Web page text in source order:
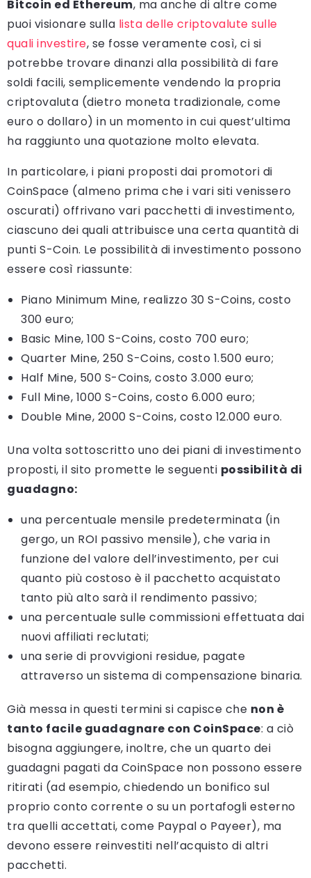
Bitcoin ed Ethereum, ma anche di altre come
puoi visionare sulla lista delle criptovalute sulle
quali investire, se fosse veramente così, ci si
potrebbe trovare dinanzi alla possibilità di fare
soldi facili, semplicemente vendendo la propria
criptovaluta (dietro moneta tradizionale, come
euro o dollaro) in un momento in cui quest’ultima
ha raggiunto una quotazione molto elevata.
In particolare, i piani proposti dai promotori di
CoinSpace (almeno prima che i vari siti venissero
oscurati) offrivano vari pacchetti di investimento,
ciascuno dei quali attribuisce una certa quantità di
punti S-Coin. Le possibilità di investimento possono
essere così riassunte:
Piano Minimum Mine, realizzo 30 S-Coins, costo
300 euro;
Basic Mine, 100 S-Coins, costo 700 euro;
Quarter Mine, 250 S-Coins, costo 1.500 euro;
Half Mine, 500 S-Coins, costo 3.000 euro;
Full Mine, 1000 S-Coins, costo 6.000 euro;
Double Mine, 2000 S-Coins, costo 12.000 euro.
Una volta sottoscritto uno dei piani di investimento
proposti, il sito promette le seguenti possibilità di
guadagno:
una percentuale mensile predeterminata (in
gergo, un ROI passivo mensile), che varia in
funzione del valore dell’investimento, per cui
quanto più costoso è il pacchetto acquistato
tanto più alto sarà il rendimento passivo;
una percentuale sulle commissioni effettuata dai
nuovi affiliati reclutati;
una serie di provvigioni residue, pagate
attraverso un sistema di compensazione binaria.
Già messa in questi termini si capisce che non è
tanto facile guadagnare con CoinSpace: a ciò
bisogna aggiungere, inoltre, che un quarto dei
guadagni pagati da CoinSpace non possono essere
ritirati (ad esempio, chiedendo un bonifico sul
proprio conto corrente o su un portafogli esterno
tra quelli accettati, come Paypal o Payeer), ma
devono essere reinvestiti nell’acquisto di altri
pacchetti.